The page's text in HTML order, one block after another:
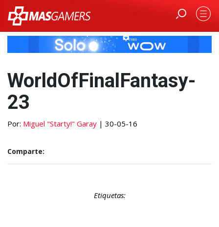
WorldOfFinalFantasy-
23
Por: Miguel "Starty!" Garay | 30-05-16
Comparte:
Etiquetas: